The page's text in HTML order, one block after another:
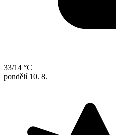
33/14 °C
pondělí 10. 8.